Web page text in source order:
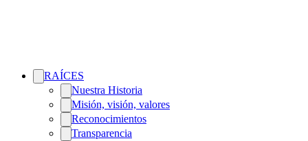
RAÍCES
Nuestra Historia
Misión, visión, valores
Reconocimientos
Transparencia